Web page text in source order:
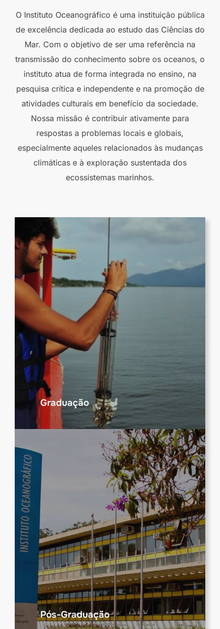
O Instituto Oceanográfico é uma instituição pública
de excelência dedicada ao estudo das Ciências do
Mar. Com o objetivo de ser uma referência na
transmissão do conhecimento sobre os oceanos, o
instituto atua de forma integrada no ensino, na
pesquisa crítica e independente e na promoção de
atividades culturais em benefício da sociedade.
Nossa missão é contribuir ativamente para
respostas a problemas locais e globais,
especialmente aqueles relacionados às mudanças
climáticas e à exploração sustentada dos
ecossistemas marinhos.
Graduação
Pós-Graduação